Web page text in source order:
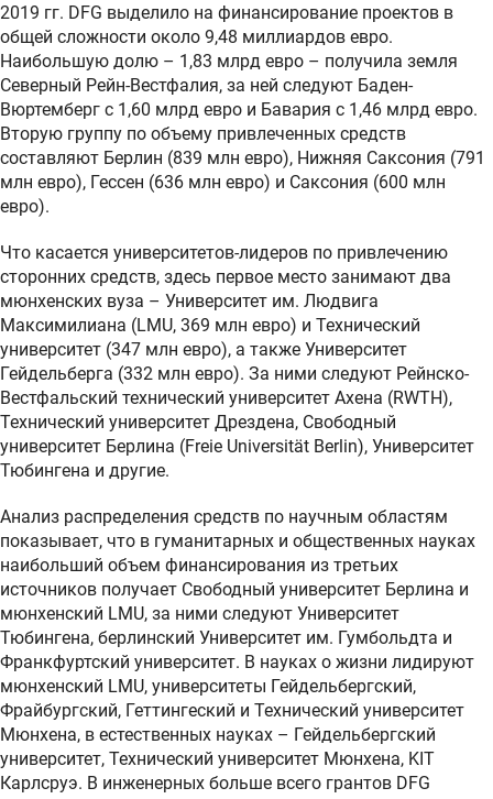
2019 гг. DFG выделило на финансирование проектов в
общей сложности около 9,48 миллиардов евро.
Наибольшую долю – 1,83 млрд евро – получила земля
Северный Рейн-Вестфалия, за ней следуют Баден-
Вюртемберг с 1,60 млрд евро и Бавария с 1,46 млрд евро.
Вторую группу по объему привлеченных средств
составляют Берлин (839 млн евро), Нижняя Саксония (791
млн евро), Гессен (636 млн евро) и Саксония (600 млн
евро).
Что касается университетов-лидеров по привлечению
сторонних средств, здесь первое место занимают два
мюнхенских вуза – Университет им. Людвига
Максимилиана (LMU, 369 млн евро) и Технический
университет (347 млн евро), а также Университет
Гейдельберга (332 млн евро). За ними следуют Рейнско-
Вестфальский технический университет Ахена (RWTH),
Технический университет Дрездена, Свободный
университет Берлина (Freie Universität Berlin), Университет
Тюбингена и другие.
Анализ распределения средств по научным областям
показывает, что в гуманитарных и общественных науках
наибольший объем финансирования из третьих
источников получает Свободный университет Берлина и
мюнхенский LMU, за ними следуют Университет
Тюбингена, берлинский Университет им. Гумбольдта и
Франкфуртский университет. В науках о жизни лидируют
мюнхенский LMU, университеты Гейдельбергский,
Фрайбургский, Геттингеский и Технический университет
Мюнхена, в естественных науках – Гейдельбергский
университет, Технический университет Мюнхена, KIT
Карлсруэ. В инженерных больше всего грантов DFG